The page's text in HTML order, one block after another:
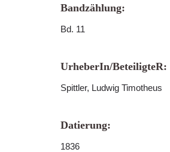
Bandzählung:
Bd. 11
UrheberIn/BeteiligteR:
Spittler, Ludwig Timotheus
Datierung:
1836